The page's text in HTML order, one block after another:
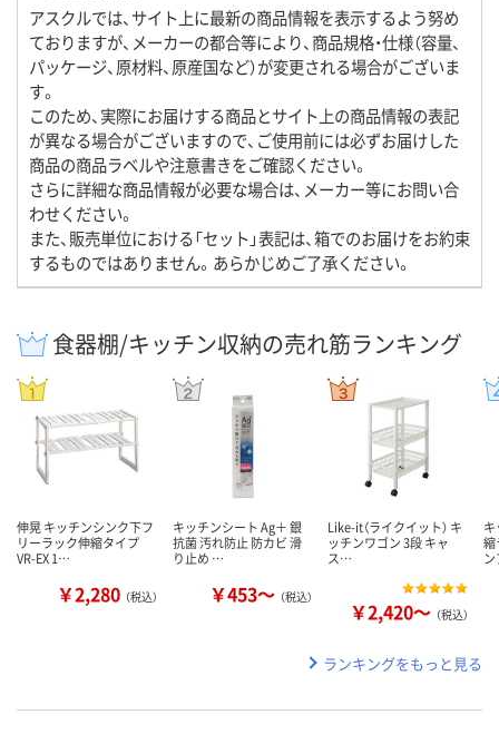
アスクルでは、サイト上に最新の商品情報を表示するよう努め
ておりますが、メーカーの都合等により、商品規格・仕様（容量、
パッケージ、原材料、原産国など）が変更される場合がございま
す。
このため、実際にお届けする商品とサイト上の商品情報の表記
が異なる場合がございますので、ご使用前には必ずお届けした
商品の商品ラベルや注意書きをご確認ください。
さらに詳細な商品情報が必要な場合は、メーカー等にお問い合
わせください。
また、販売単位における「セット」表記は、箱でのお届けをお約束
するものではありません。あらかじめご了承ください。
食器棚/キッチン収納の売れ筋ランキング
伸晃 キッチンシンク下フ
リーラック伸縮タイプ
VR-EX 1…
￥2,280 （税込）
キッチンシート Ag＋ 銀
抗菌 汚れ防止 防カビ 滑
り止め …
￥453～ （税込）
Like-it（ライクイット） キ
ッチンワゴン 3段 キャ
ス…
￥2,420～ （税込）
縮
ランキングをもっと見る